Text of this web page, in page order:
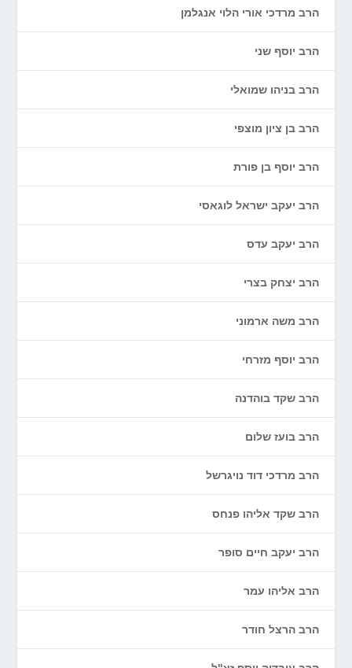
הרב מרדכי אורי הלוי אנגלמן
הרב יוסף שני
הרב בניהו שמואלי
הרב בן ציון מוצפי
הרב יוסף בן פורת
הרב יעקב ישראל לוגאסי
הרב יעקב עדס
הרב יצחק בצרי
הרב משה ארמוני
הרב יוסף מזרחי
הרב שקד בוהדנה
הרב בועז שלום
הרב מרדכי דוד נויגרשל
הרב שקד אליהו פנחס
הרב יעקב חיים סופר
הרב אליהו עמר
הרב הרצל חודר